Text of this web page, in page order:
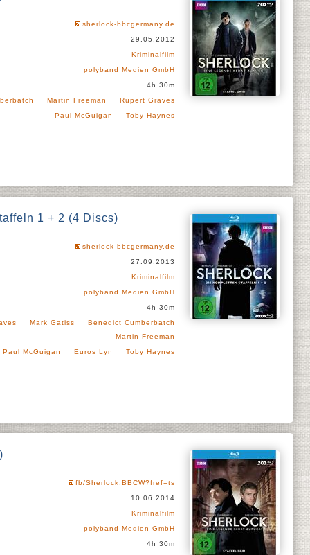
sherlock-bbcgermany.de
29.05.2012
Kriminalfilm
polyband Medien GmbH
4h 30m
Martin Freeman
Rupert Graves
Paul McGuigan
Toby Haynes
1 + 2 (4 Discs)
sherlock-bbcgermany.de
27.09.2013
Kriminalfilm
polyband Medien GmbH
4h 30m
Mark Gatiss
Benedict Cumberbatch
Martin Freeman
Paul McGuigan
Euros Lyn Toby Haynes
fb/Sherlock.BBCW?fref=ts
10.06.2014
Kriminalfilm
polyband Medien GmbH
4h 30m